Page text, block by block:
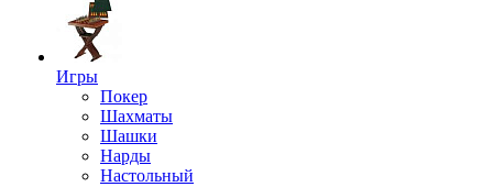
Игры
Покер
Шахматы
Шашки
Нарды
Настольный